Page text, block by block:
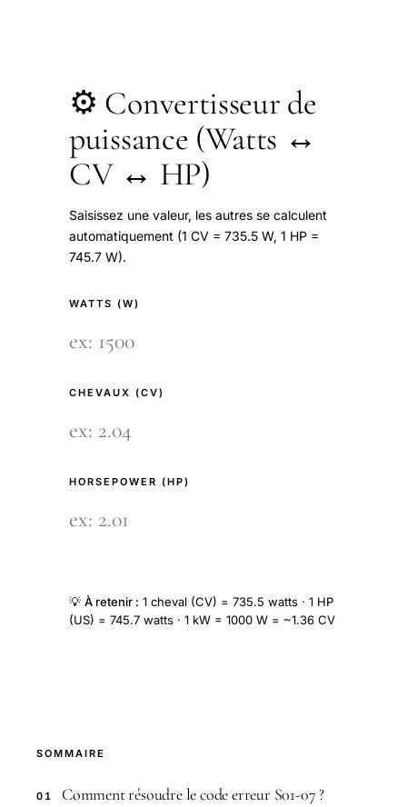
⚙️ Convertisseur de
puissance (Watts ↔
CV ↔ HP)
Saisissez une valeur, les autres se calculent
automatiquement (1 CV = 735.5 W, 1 HP =
745.7 W).
WATTS (W)
CHEVAUX (CV)
HORSEPOWER (HP)
💡 À retenir : 1 cheval (CV) = 735.5 watts · 1 HP
(US) = 745.7 watts · 1 kW = 1000 W = ~1.36 CV
SOMMAIRE
01 Comment résoudre le code erreur S01-07 ?